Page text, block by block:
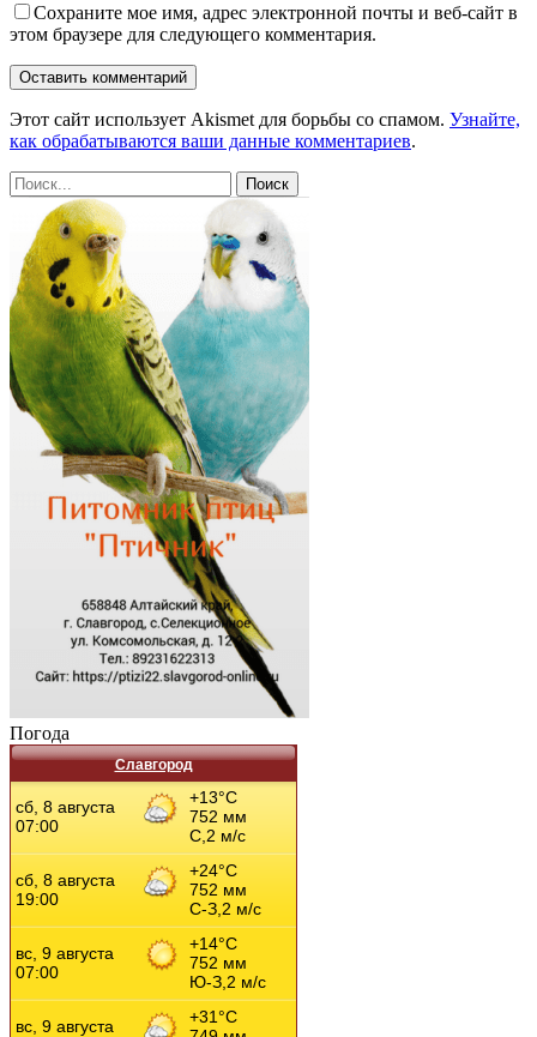
Сохраните мое имя, адрес электронной почты и веб-сайт в
этом браузере для следующего комментария.
Этот сайт использует Akismet для борьбы со спамом. Узнайте,
как обрабатываются ваши данные комментариев.
Погода
Славгород